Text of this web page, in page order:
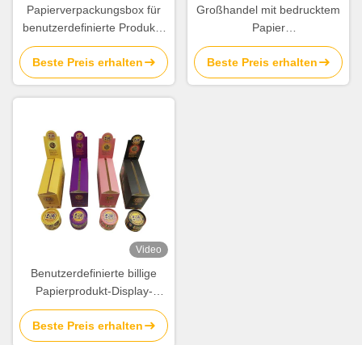
Papierverpackungsbox für
benutzerdefinierte Produkte
mit geprägtem Logo aus
Silberfolie
Beste Preis erhalten
Großhandel mit bedrucktem
Papier
Tiefkühlkostverpackungen
Lieferanten zum Verkauf
Beste Preis erhalten
Video
Benutzerdefinierte billige
Papierprodukt-Display-
Verpackungsbox mit
Vollfarbdruck
Beste Preis erhalten